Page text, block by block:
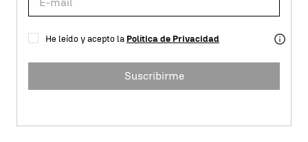
He leído y acepto la Política de Privacidad
Suscribirme